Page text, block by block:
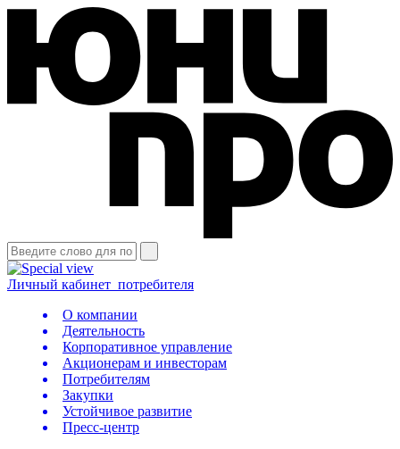
Личный кабинет потребителя
О компании
Деятельность
Корпоративное управление
Акционерам и инвесторам
Потребителям
Закупки
Устойчивое развитие
Пресс-центр